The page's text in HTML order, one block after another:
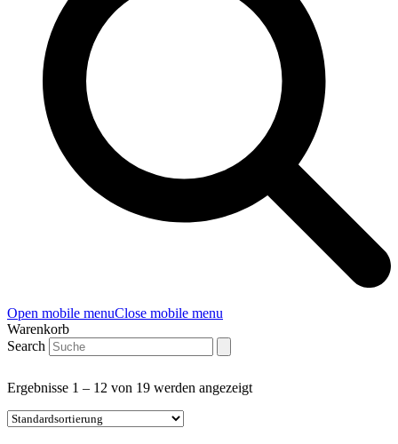
Open mobile menuClose mobile menu
Warenkorb
Search
Ergebnisse 1 – 12 von 19 werden angezeigt